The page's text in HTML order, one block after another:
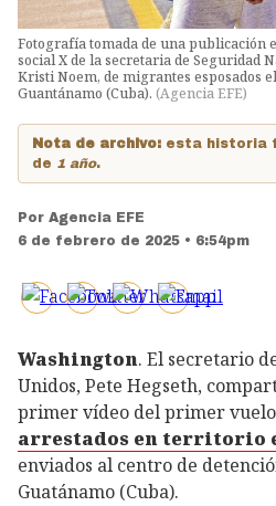
Fotografía tomada de una publicación
social X de la secretaria de Seguridad
Kristi Noem, de migrantes esposados
Guantánamo (Cuba). (Agencia EFE)
Nota de archivo: esta historia
de 1 año.
Por Agencia EFE
6 de febrero de 2025 • 6:54pm
Washington. El secretario
Unidos, Pete Hegseth,
primer vídeo del primer
arrestados en territorio
enviados al centro de
Guatánamo (Cuba).